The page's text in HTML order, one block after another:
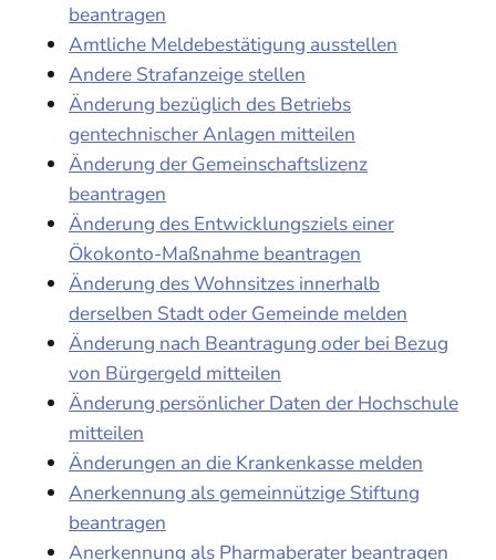
beantragen
Amtliche Meldebestätigung ausstellen
Andere Strafanzeige stellen
Änderung bezüglich des Betriebs
gentechnischer Anlagen mitteilen
Änderung der Gemeinschaftslizenz
beantragen
Änderung des Entwicklungsziels einer
Ökokonto-Maßnahme beantragen
Änderung des Wohnsitzes innerhalb
derselben Stadt oder Gemeinde melden
Änderung nach Beantragung oder bei Bezug
von Bürgergeld mitteilen
Änderung persönlicher Daten der Hochschule
mitteilen
Änderungen an die Krankenkasse melden
Anerkennung als gemeinnützige Stiftung
beantragen
Anerkennung als Pharmaberater beantragen